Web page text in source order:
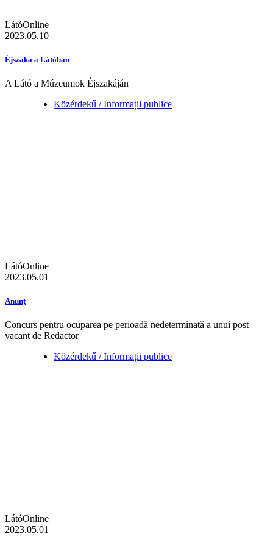
LátóOnline
2023.05.10
Éjszaka a Látóban
A Látó a Múzeumok Éjszakáján
Közérdekű / Informații publice
LátóOnline
2023.05.01
Anunţ
Concurs pentru ocuparea pe perioadă nedeterminată a unui post
vacant de Redactor
Közérdekű / Informații publice
LátóOnline
2023.05.01